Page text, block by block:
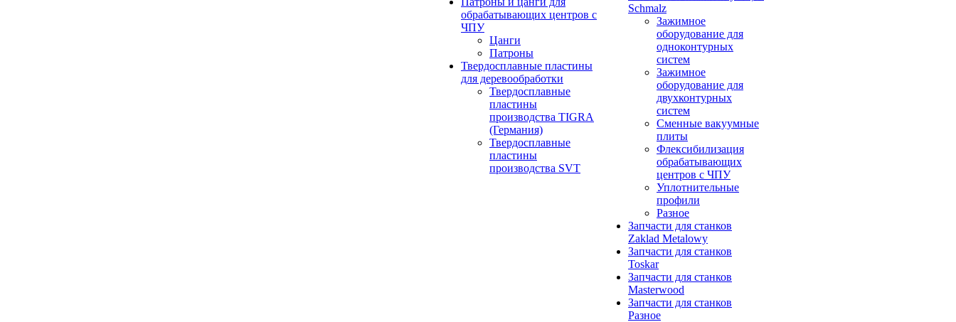
обрабатывающих центров с
ЧПУ
Цанги
Патроны
Твердосплавные пластины
для деревообработки
Твердосплавные
пластины
производства TIGRA
(Германия)
Твердосплавные
пластины
производства SVT
Schmalz
Зажимное
оборудование для
одноконтурных
систем
Зажимное
оборудование для
двухконтурных
систем
Сменные вакуумные
плиты
Флексибилизация
обрабатывающих
центров с ЧПУ
Уплотнительные
профили
Разное
Запчасти для станков
Zaklad Metalowy
Запчасти для станков
Toskar
Запчасти для станков
Masterwood
Запчасти для станков
Разное